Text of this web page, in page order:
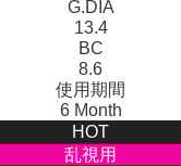
G.DIA
13.4
BC
8.6
使用期間
6 Month
HOT
乱視用